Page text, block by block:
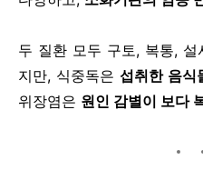
두 질환 모두 구토, 복통,
지만, 식중독은 섭취한 음식
위장염은 원인 감별이 보다